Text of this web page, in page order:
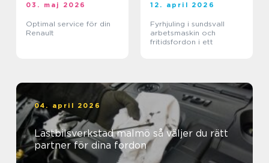
03. maj 2026
Optimal service för din
Renault
12. april 2026
Fyrhjuling i sundsvall
arbetsmaskin och
fritidsfordon i ett
04. april 2026
Lastbilsverkstad malmö så väljer du rätt
partner för dina fordon